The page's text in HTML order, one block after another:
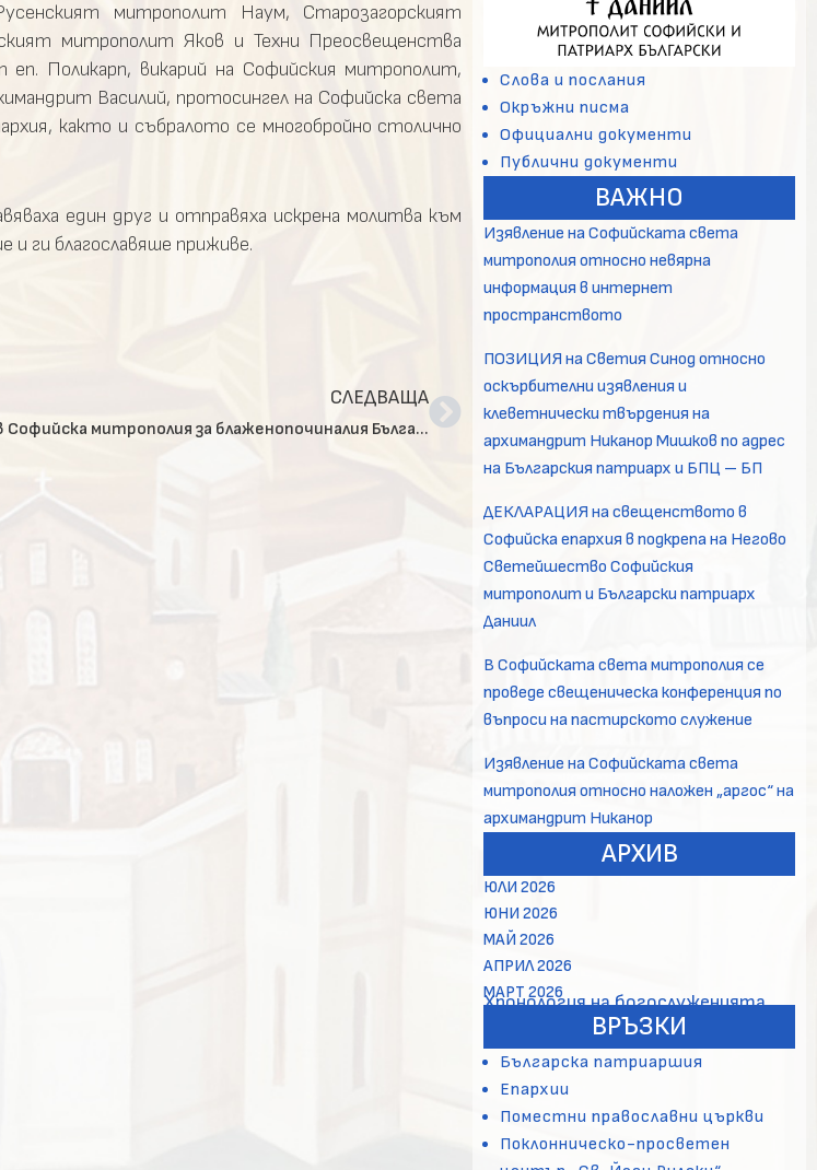
митрополит Наум, Старозагорският
митрополит Яков и Техни Преосвещенства
Поликарп, викарий на Софийския митрополит,
Василий, протосингел на Софийска света
както и събралото се многобройно столично
един друг и отправяха искрена молитва към
и ги благославяше приживе.
СЛЕДВАЩА
Трисагий в Софийска митрополия за блаженопочиналия Български патриарх Неофит
Слова и послания
Окръжни писма
Официални документи
Публични документи
ВАЖНО
Изявление на Софийската света
митрополия относно невярна
информация в интернет
пространството
ПОЗИЦИЯ на Светия Синод относно
оскърбителни изявления и
клеветнически твърдения на
архимандрит Никанор Мишков по адрес
на Българския патриарх и БПЦ – БП
ДЕКЛАРАЦИЯ на свещенството в
Софийска епархия в подкрепа на Негово
Светейшество Софийския
митрополит и Български патриарх
Даниил
В Софийската света митрополия се
проведе свещеническа конференция по
въпроси на пастирското служение
Изявление на Софийската света
митрополия относно наложен „аргос“ на
архимандрит Никанор
АРХИВ
ЮЛИ 2026
ЮНИ 2026
МАЙ 2026
АПРИЛ 2026
МАРТ 2026
Хронология на богослуженията
ВРЪЗКИ
Българска патриаршия
Епархии
Поместни православни църкви
Поклонническо-просветен